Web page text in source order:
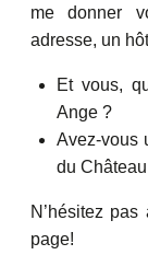
me donner
adresse, un
Et vous,
Ange ?
Avez-vous
du
N’hésitez
page!